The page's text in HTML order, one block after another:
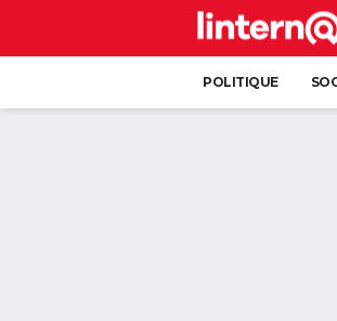
POLITIQUE